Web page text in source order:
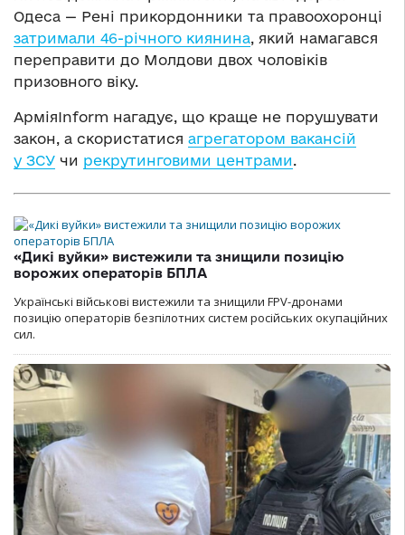
Одеса — Рені прикордонники та правоохоронці
затримали 46-річного киянина, який намагався
переправити до Молдови двох чоловіків
призовного віку.
АрміяInform нагадує, що краще не порушувати
закон, а скористатися агрегатором вакансій
у ЗСУ чи рекрутинговими центрами.
«Дикі вуйки» вистежили та знищили позицію
ворожих операторів БПЛА
Українські військові вистежили та знищили FPV-дронами
позицію операторів безпілотних систем російських окупаційних
сил.